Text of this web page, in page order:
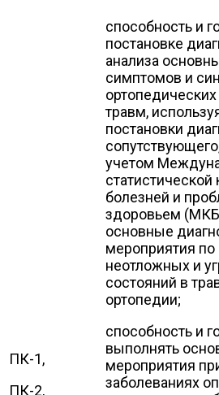
ПК-1,
ПК-2,
способность и
постановке
анализа
симптомов и
травм,
постановки
учетом
болезней и
здоровьем
основные
мероприятия
неотложных и
состояний в
ортопедии;
способность и
выполнять
мероприятия
заболеваниях